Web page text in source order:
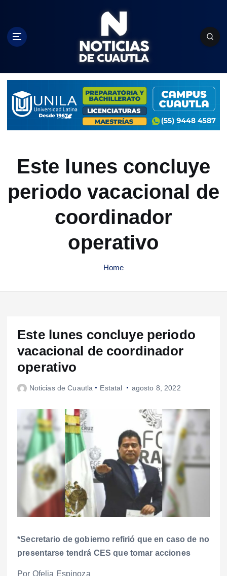
c
Este lunes concluye
periodo vacacional de
coordinador
operativo
Home
Este lunes concluye periodo
vacacional de coordinador
operativo
Noticias de Cuautla Estatal agosto 8, 2022
*Secretario de gobierno refirió que en caso de no
presentarse tendrá CES que tomar acciones
Por Ofelia Espinoza